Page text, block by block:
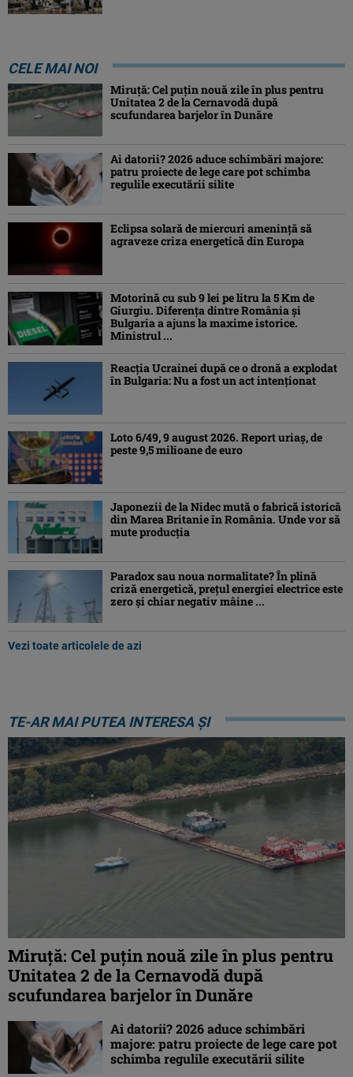
CELE MAI NOI
Miruță: Cel puțin nouă zile în plus pentru
Unitatea 2 de la Cernavodă după
scufundarea barjelor în Dunăre
Ai datorii? 2026 aduce schimbări majore:
patru proiecte de lege care pot schimba
regulile executării silite
Eclipsa solară de miercuri ameninţă să
agraveze criza energetică din Europa
Motorină cu sub 9 lei pe litru la 5 Km de
Giurgiu. Diferența dintre România și
Bulgaria a ajuns la maxime istorice.
Ministrul ...
Reacția Ucrainei după ce o dronă a explodat
în Bulgaria: Nu a fost un act intenționat
Loto 6/49, 9 august 2026. Report uriaș, de
peste 9,5 milioane de euro
Japonezii de la Nidec mută o fabrică istorică
din Marea Britanie în România. Unde vor să
mute producția
Paradox sau noua normalitate? În plină
criză energetică, prețul energiei electrice este
zero și chiar negativ mâine ...
Vezi toate articolele de azi
TE-AR MAI PUTEA INTERESA ȘI
Miruță: Cel puțin nouă zile în plus pentru
Unitatea 2 de la Cernavodă după
scufundarea barjelor în Dunăre
Ai datorii? 2026 aduce schimbări
majore: patru proiecte de lege care pot
schimba regulile executării silite